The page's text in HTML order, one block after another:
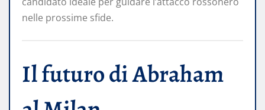
nelle prossime sfide. ​
Il futuro di Abraham